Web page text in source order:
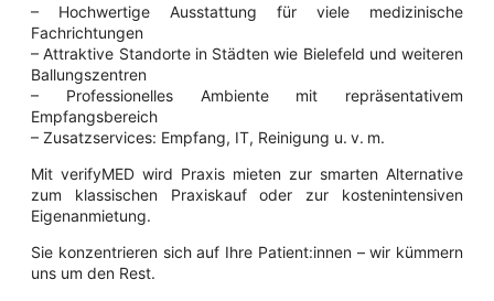
– Hochwertige Ausstattung für viele medizinische
Fachrichtungen
– Attraktive Standorte in Städten wie Bielefeld und weiteren
Ballungszentren
– Professionelles Ambiente mit repräsentativem
Empfangsbereich
– Zusatzservices: Empfang, IT, Reinigung u. v. m.
Mit verifyMED wird Praxis mieten zur smarten Alternative
zum klassischen Praxiskauf oder zur kostenintensiven
Eigenanmietung.
Sie konzentrieren sich auf Ihre Patient:innen – wir kümmern
uns um den Rest.